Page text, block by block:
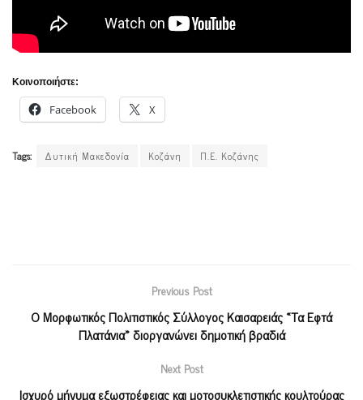
Κοινοποιήστε:
Facebook X
Tags: Δυτική Μακεδονία Κοζάνη Π.Ε. Κοζάνης
Previous Post
Ο Μορφωτικός Πολιτιστικός Σύλλογος Καισαρειάς «Τα Εφτά
Πλατάνια» διοργανώνει δημοτική βραδιά
Next Post
Ισχυρό μήνυμα εξωστρέφειας και μοτοσυκλετιστικής κουλτούρας